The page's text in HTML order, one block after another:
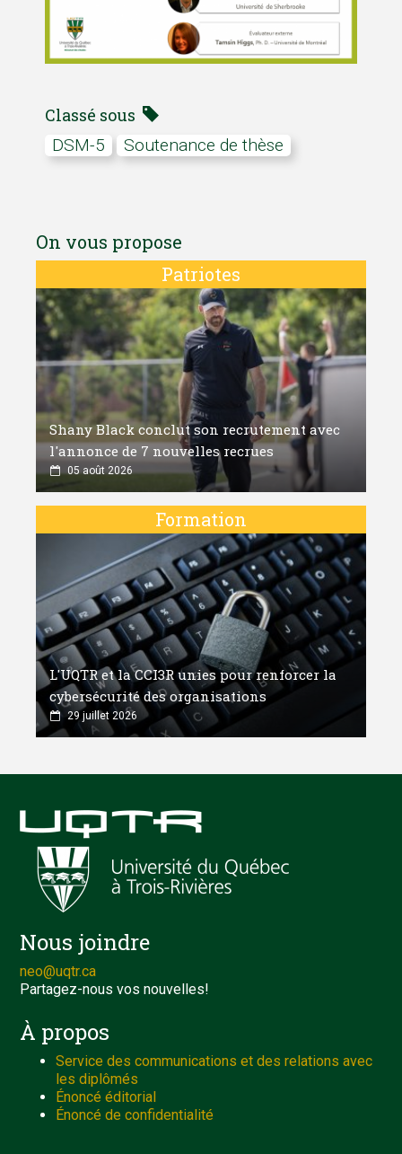
Classé sous
DSM-5 soutenance de thèse
On vous propose
Patriotes
Shany Black conclut son recrutement avec
l'annonce de 7 nouvelles recrues
05 août 2026
Formation
L'UQTR et la CCI3R unies pour renforcer la
cybersécurité des organisations
29 juillet 2026
Nous joindre
neo@uqtr.ca
Partagez-nous vos nouvelles!
À propos
Service des communications et des relations avec
les diplômés
Énoncé éditorial
Énoncé de confidentialité